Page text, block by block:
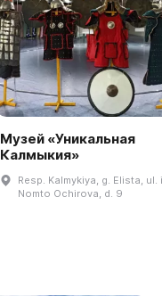
Музей «Уникальная
Калмыкия»
Resp. Kalmykiya, g. Elista, ul.
Nomto Ochirova, d. 9